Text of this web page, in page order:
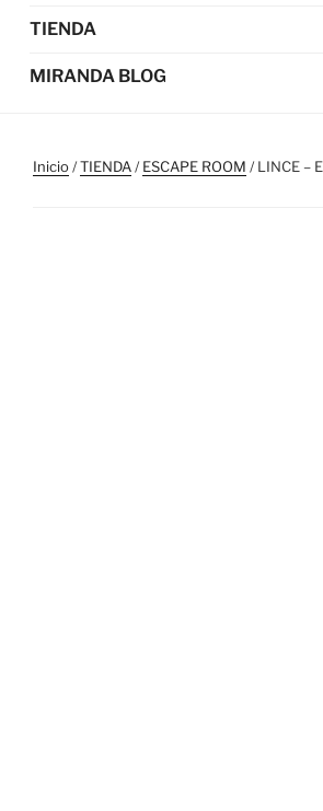
TIENDA
MIRANDA BLOG
Inicio/TIENDA/ESCAPE ROOM / LINCE –